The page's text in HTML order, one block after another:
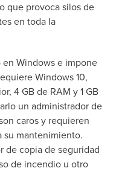
que provoca silos de
en toda la
en Windows e impone
Windows 10,
4 GB de RAM y 1 GB
un administrador de
caros y requieren
su mantenimiento.
de copia de seguridad
de incendio u otro